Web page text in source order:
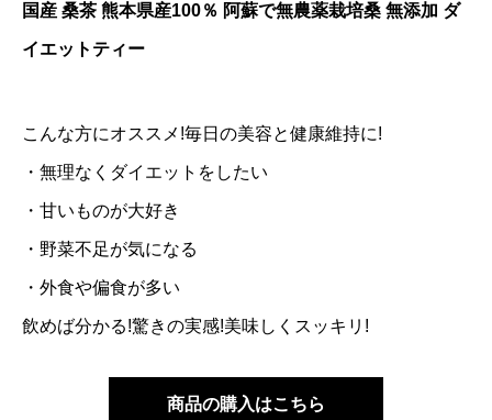
国産 桑茶 熊本県産100％ 阿蘇で無農薬栽培桑 無添加 ダ
イエットティー
こんな方にオススメ!毎日の美容と健康維持に!
・無理なくダイエットをしたい
・甘いものが大好き
・野菜不足が気になる
・外食や偏食が多い
飲めば分かる!驚きの実感!美味しくスッキリ!
商品の購入はこちら